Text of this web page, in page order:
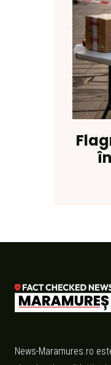
News-Maramures.ro